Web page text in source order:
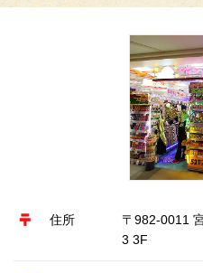
住所
〒982-0011
3 3F